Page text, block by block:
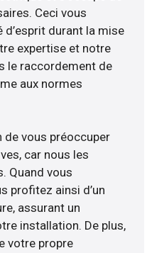
Ceci vous
durant la mise
expertise et notre
le raccordement de
aux normes
de vous préoccuper
car nous les
Quand vous
profitez ainsi d’un
assurant un
installation. De plus,
votre propre